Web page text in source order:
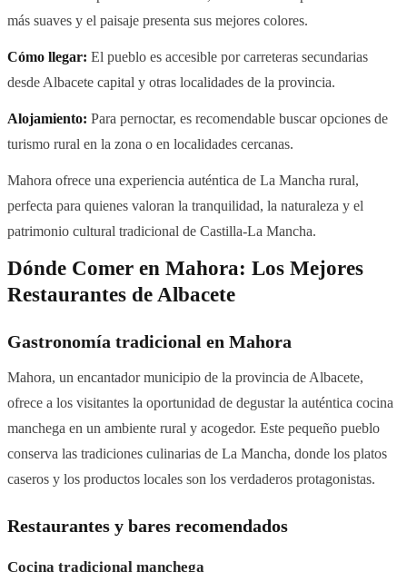
más suaves y el paisaje presenta sus mejores colores.
Cómo llegar: El pueblo es accesible por carreteras secundarias
desde Albacete capital y otras localidades de la provincia.
Alojamiento: Para pernoctar, es recomendable buscar opciones de
turismo rural en la zona o en localidades cercanas.
Mahora ofrece una experiencia auténtica de La Mancha rural,
perfecta para quienes valoran la tranquilidad, la naturaleza y el
patrimonio cultural tradicional de Castilla-La Mancha.
Dónde Comer en Mahora: Los Mejores
Restaurantes de Albacete
Gastronomía tradicional en Mahora
Mahora, un encantador municipio de la provincia de Albacete,
ofrece a los visitantes la oportunidad de degustar la auténtica cocina
manchega en un ambiente rural y acogedor. Este pequeño pueblo
conserva las tradiciones culinarias de La Mancha, donde los platos
caseros y los productos locales son los verdaderos protagonistas.
Restaurantes y bares recomendados
Cocina tradicional manchega